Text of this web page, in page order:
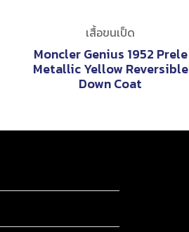
เสื้อขนเป็ด
Moncler Genius 1952 Prele
Metallic Yellow Reversible
Down Coat